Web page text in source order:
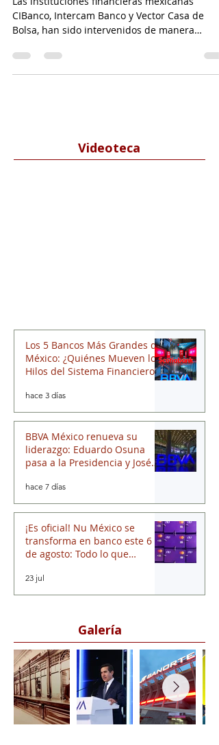
CIBanco, Intercam y Vector Casa de Bolsa, intervenidos
la CNBV tras acusaciones del Tesoro de EU
Las instituciones financieras mexicanas
CIBanco, Intercam Banco y Vector Casa de
Los 5 Bancos Más Grandes de
México: ¿Quiénes Mueven los
hace 3 días
BBVA México renueva su
liderazgo: Eduardo Osuna
Luis Elechiguerra asume la
Dirección General
hace 7 días
¡Es oficial! Nu México se
transforma en banco este 6
Galería